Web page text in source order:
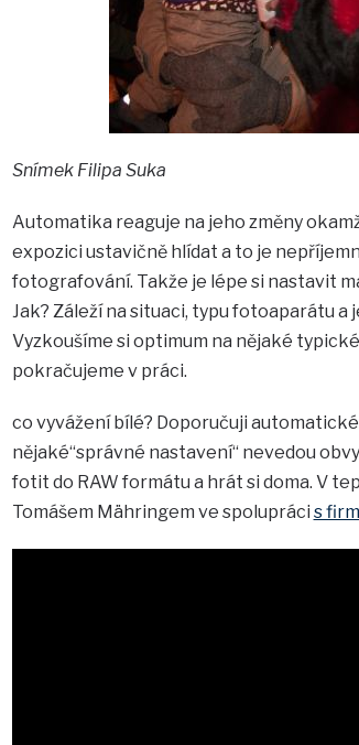
Snímek Filipa Suka
Automatika reaguje na jeho změny
expozici ustavičně hlídat a to je
fotografování. Takže je lépe si nastavit
Jak? Záleží na situaci, typu fotoaparátu a
Vyzkoušíme si optimum na nějaké
pokračujeme v práci.
co vyvážení bílé? Doporučuji
nějaké“správné nastavení“ nevedou
fotit do RAW formátu a hrát si doma. V
Tomášem Mähringem ve spolupráci s